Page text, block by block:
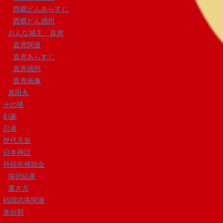
西郷どんあらすじ
西郷どん感想
おんな城主 直虎
直虎関連
直虎あらすじ
直虎感想
直虎画像
真田丸
その後
剣豪
忍者
歴代天皇
日本神話
持続化補助金
採択結果
書き方
戦国武将関連
未分類